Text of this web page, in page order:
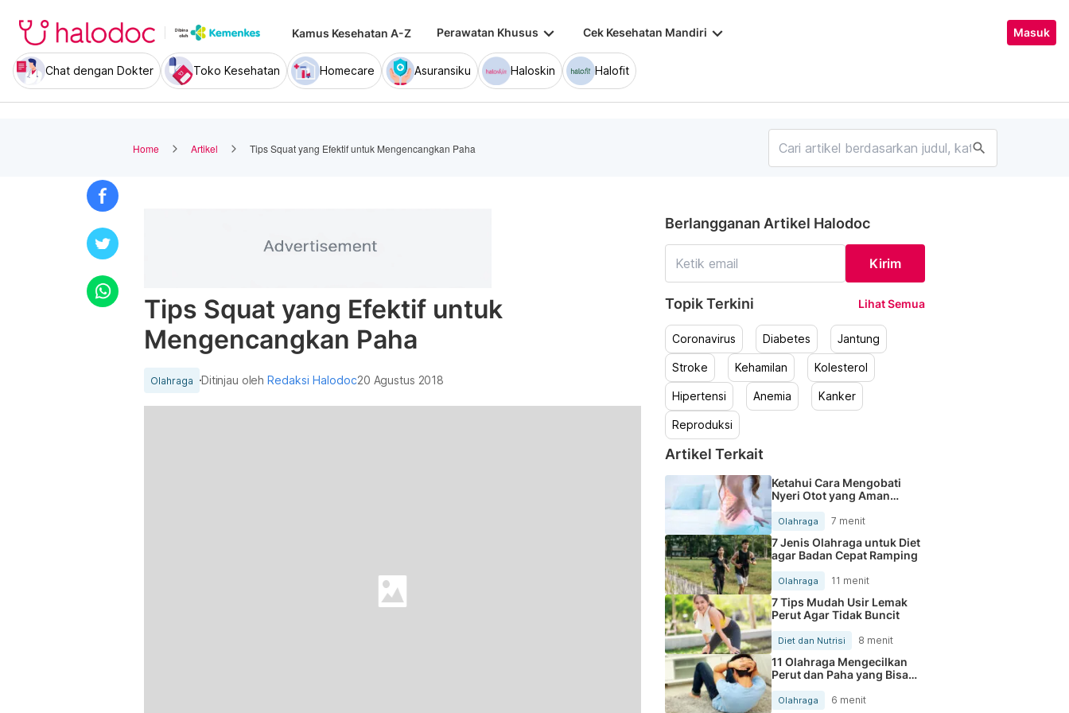
Kamus Kesehatan A-Z Perawatan Khusus keyboard_arrow_down Cek Kesehatan Mandiri keyboard_arrow_down Masuk
Chat dengan Dokter Toko Kesehatan Homecare Asuransiku Haloskin Halofit
Home Artikel Tips Squat yang Efektif untuk Mengencangkan Paha search
Tips Squat yang Efektif untuk
Mengencangkan Paha
Olahraga Ditinjau olehRedaksi Halodoc20 Agustus 2018
Berlangganan Artikel Halodoc
Kirim
Topik Terkini Lihat Semua
Coronavirus Diabetes Jantung
Stroke Kehamilan Kolesterol
Hipertensi Anemia Kanker
Reproduksi
Artikel Terkait
Ketahui Cara Mengobati
Nyeri Otot yang Aman
Dilakukan
Olahraga 7 menit
7 Jenis Olahraga untuk Diet
agar Badan Cepat Ramping
Olahraga 11 menit
7 Tips Mudah Usir Lemak
Perut Agar Tidak Buncit
Diet dan Nutrisi 8 menit
11 Olahraga Mengecilkan
Perut dan Paha yang Bisa
Dilakukan di Rumah
Olahraga 6 menit